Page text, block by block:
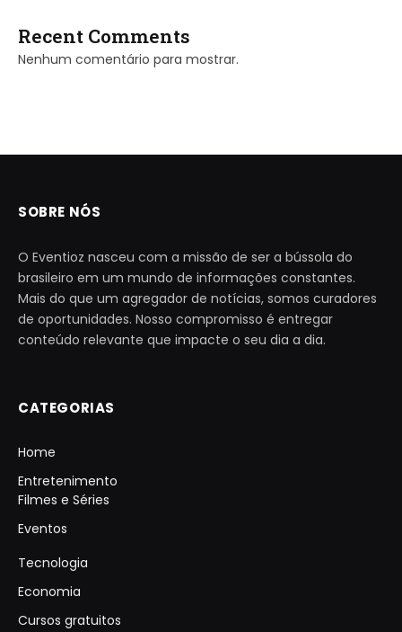
Recent Comments
Nenhum comentário para mostrar.
SOBRE NÓS
O Eventioz nasceu com a missão de ser a bússola do
brasileiro em um mundo de informações constantes.
Mais do que um agregador de notícias, somos curadores
de oportunidades. Nosso compromisso é entregar
conteúdo relevante que impacte o seu dia a dia.
CATEGORIAS
Home
Entretenimento
Filmes e Séries
Eventos
Tecnologia
Economia
Cursos gratuitos